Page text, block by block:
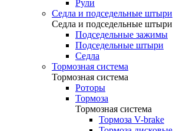
Рули
Седла и подседельные штыри
Седла и подседельные штыри
Подседельные зажимы
Подседельные штыри
Седла
Тормозная система
Тормозная система
Роторы
Тормоза
Тормозная система
Тормоза V-brake